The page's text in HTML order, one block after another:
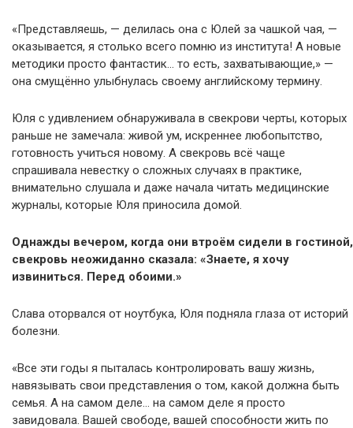
«Представляешь, — делилась она с Юлей за чашкой чая, —
оказывается, я столько всего помню из института! А новые
методики просто фантастик… то есть, захватывающие,» —
она смущённо улыбнулась своему английскому термину.
Юля с удивлением обнаруживала в свекрови черты, которых
раньше не замечала: живой ум, искреннее любопытство,
готовность учиться новому. А свекровь всё чаще
спрашивала невестку о сложных случаях в практике,
внимательно слушала и даже начала читать медицинские
журналы, которые Юля приносила домой.
Однажды вечером, когда они втроём сидели в гостиной,
свекровь неожиданно сказала: «Знаете, я хочу
извиниться. Перед обоими.»
Слава оторвался от ноутбука, Юля подняла глаза от историй
болезни.
«Все эти годы я пыталась контролировать вашу жизнь,
навязывать свои представления о том, какой должна быть
семья. А на самом деле… на самом деле я просто
завидовала. Вашей свободе, вашей способности жить по